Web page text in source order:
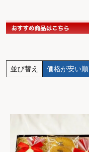
並び替え 価格が安い順